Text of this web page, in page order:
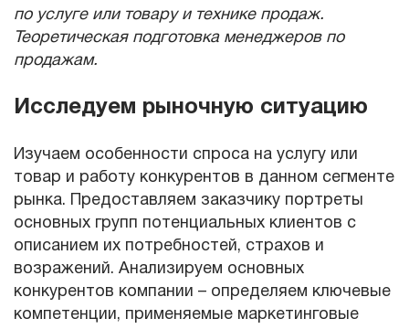
по услуге или товару и технике продаж.
Теоретическая подготовка менеджеров по
продажам.
Исследуем рыночную ситуацию
Изучаем особенности спроса на услугу или
товар и работу конкурентов в данном сегменте
рынка. Предоставляем заказчику портреты
основных групп потенциальных клиентов с
описанием их потребностей, страхов и
возражений. Анализируем основных
конкурентов компании – определяем ключевые
компетенции, применяемые маркетинговые